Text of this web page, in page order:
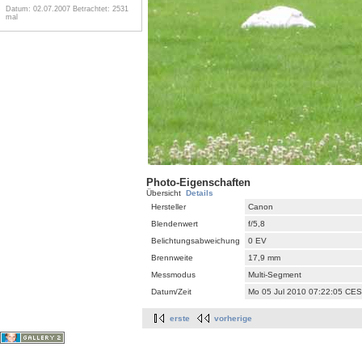
Datum: 02.07.2007 Betrachtet: 2531
mal
Photo-Eigenschaften
Übersicht Details
Hersteller
Canon
Blendenwert
f/5,8
Belichtungsabweichung
0 EV
Brennweite
17,9 mm
Messmodus
Multi-Segment
Datum/Zeit
Mo 05 Jul 2010 07:22:05
erste vorherige